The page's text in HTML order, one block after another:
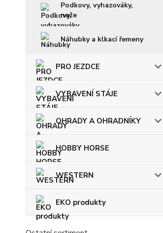
Podkovy, vyhazováky,
nože
Náhubky a klkací řemeny
PRO JEZDCE
VYBAVENÍ STÁJE
OHRADY A OHRADNÍKY
HOBBY HORSE
WESTERN
EKO produkty